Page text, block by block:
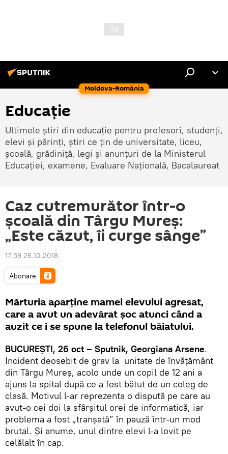
Moldova-România
Educație
Ultimele știri din educație pentru profesori, studenți,
elevi și părinți, știri ce țin de universitate, liceu,
școală, grădiniță, legi și anunțuri de la Ministerul
Educației, examene, Evaluare Națională, Bacalaureat
Caz cutremurător într-o
şcoală din Târgu Mureş:
„Este căzut, îi curge sânge”
17:59 26.10.2018
Abonare
Mărturia aparţine mamei elevului agresat,
care a avut un adevărat şoc atunci când a
auzit ce i se spune la telefonul băiatului.
BUCUREŞTI, 26 oct – Sputnik, Georgiana Arsene.
Incident deosebit de grav la unitate de învăţământ
din Târgu Mureş, acolo unde un copil de 12 ani a
ajuns la spital după ce a fost bătut de un coleg de
clasă. Motivul l-ar reprezenta o dispută pe care au
avut-o cei doi la sfârşitul orei de informatică, iar
problema a fost „tranşată” în pauză într-un mod
brutal. Şi anume, unul dintre elevi l-a lovit pe
celălalt în cap.